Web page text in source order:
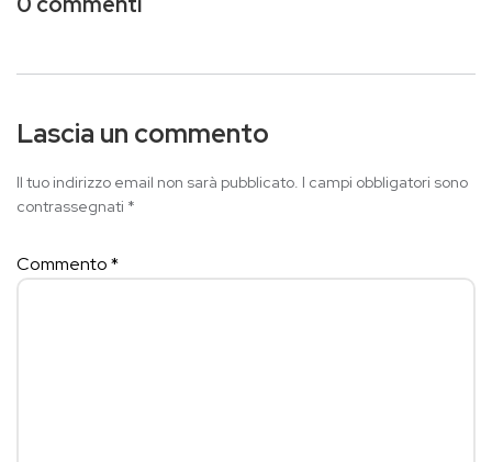
Lascia un commento
Il tuo indirizzo email non sarà pubblicato. I campi obbligatori sono
contrassegnati *
Commento*